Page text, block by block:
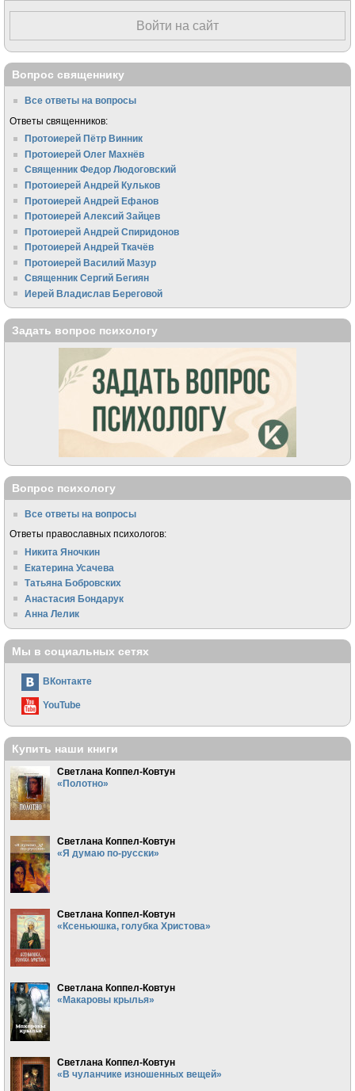
Войти на сайт
Вопрос священнику
Все ответы на вопросы
Ответы священников:
Протоиерей Пётр Винник
Протоиерей Олег Махнёв
Священник Федор Людоговский
Протоиерей Андрей Кульков
Протоиерей Андрей Ефанов
Протоиерей Алексий Зайцев
Протоиерей Андрей Спиридонов
Протоиерей Андрей Ткачёв
Протоиерей Василий Мазур
Священник Сергий Бегиян
Иерей Владислав Береговой
Задать вопрос психологу
Вопрос психологу
Все ответы на вопросы
Ответы православных психологов:
Никита Яночкин
Екатерина Усачева
Татьяна Бобровских
Анастасия Бондарук
Анна Лелик
Мы в социальных сетях
ВКонтакте
YouTube
Купить наши книги
Светлана Коппел-Ковтун
«Полотно»
Светлана Коппел-Ковтун
«Я думаю по-русски»
Светлана Коппел-Ковтун
«Ксеньюшка, голубка Христова»
Светлана Коппел-Ковтун
«Макаровы крылья»
Светлана Коппел-Ковтун
«В чуланчике изношенных вещей»